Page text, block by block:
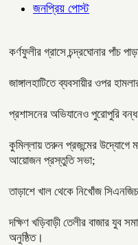
জনপ্রিয় পোস্ট
কর্ণফুলীর গ্রাসে চন্দ্রঘোনার পাঁচ
জাঙ্গালহাটিতে ব্যবসায়ীর ওপর
প্রশাসনের অভিযানেও পুরোপুরি
কুমিল্লায় তরুন প্রজন্মের উদ্যোগে
আয়োজন প্রস্তুতি সভা;
তাড়াশে খাল থেকে নিখোঁজ
দক্ষিণ খড়িবাড়ী তেলীর বাজার
অনুষ্ঠিত।